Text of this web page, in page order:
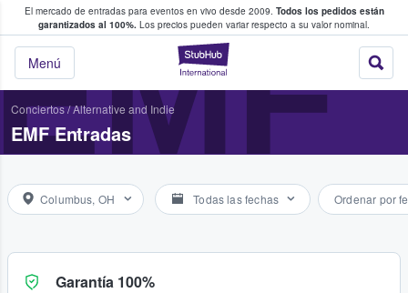
El mercado de entradas para eventos en vivo desde 2009. Todos los pedidos están
garantizados al 100%. Los precios pueden variar respecto a su valor nominal.
StubHub:
Menú
y venta de entradas entre fans
Conciertos/Alternative and Indie
EMF Entradas
Columbus, OH Todas las fechas Ordenar por
Garantía 100%